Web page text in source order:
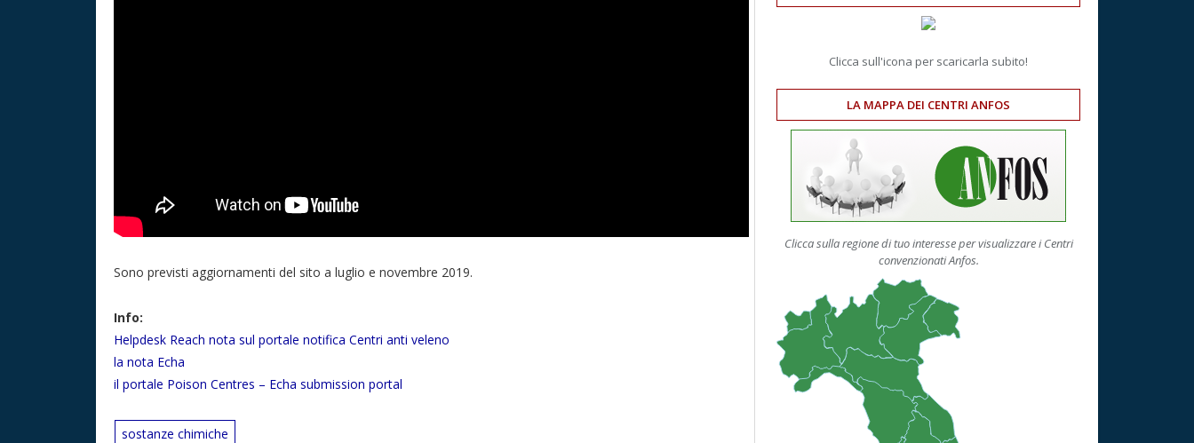
Sono previsti aggiornamenti del sito a luglio e novembre 2019.
Info:
Helpdesk Reach nota sul portale notifica Centri anti veleno
la nota Echa
il portale Poison Centres – Echa submission portal
sostanze chimiche
Clicca sull'icona per scaricarla subito!
LA MAPPA DEI CENTRI ANFOS
Clicca sulla regione di tuo interesse per visualizzare i Centri
convenzionati Anfos.